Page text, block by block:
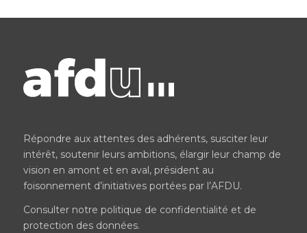
Répondre aux attentes des adhérents, susciter leur
intérêt, soutenir leurs ambitions, élargir leur champ de
vision en amont et en aval, président au
foisonnement d’initiatives portées par l’AFDU.
Consulter notre politique de confidentialité et de
protection des données.